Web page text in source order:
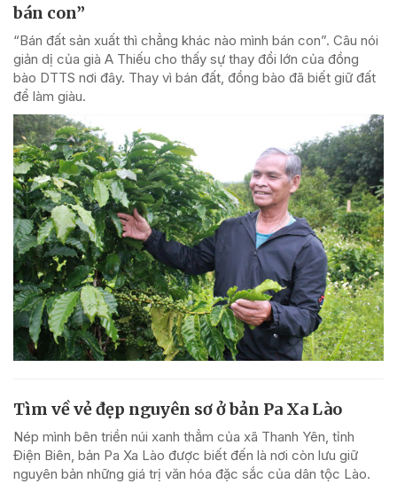
bán con”
“Bán đất sản xuất thì chẳng khác nào mình bán con”. Câu nói
giản dị của già A Thiếu cho thấy sự thay đổi lớn của đồng
bào DTTS nơi đây. Thay vì bán đất, đồng bào đã biết giữ đất
để làm giàu.
Tìm về vẻ đẹp nguyên sơ ở bản Pa Xa Lào
Nép mình bên triền núi xanh thẳm của xã Thanh Yên, tỉnh
Điện Biên, bản Pa Xa Lào được biết đến là nơi còn lưu giữ
nguyên bản những giá trị văn hóa đặc sắc của dân tộc Lào.